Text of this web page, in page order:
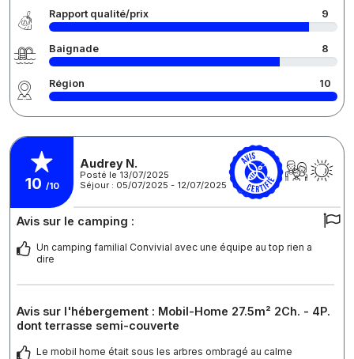
Rapport qualité/prix 9
Baignade 8
Région 10
10 /10
Audrey N.
Posté le 13/07/2025
Séjour : 05/07/2025 - 12/07/2025
Avis sur le camping :
Un camping familial Convivial avec une équipe au top rien a
dire
Avis sur l'hébergement : Mobil-Home 27.5m² 2Ch. - 4P.
dont terrasse semi-couverte
Le mobil home était sous les arbres ombragé au calme